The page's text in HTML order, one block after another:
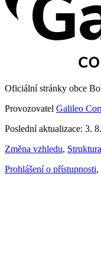
Oficiální stránky obce
Provozovatel Galileo
Poslední aktualizace: 3.
Změna vzhledu,
Prohlášení o přístupnosti,